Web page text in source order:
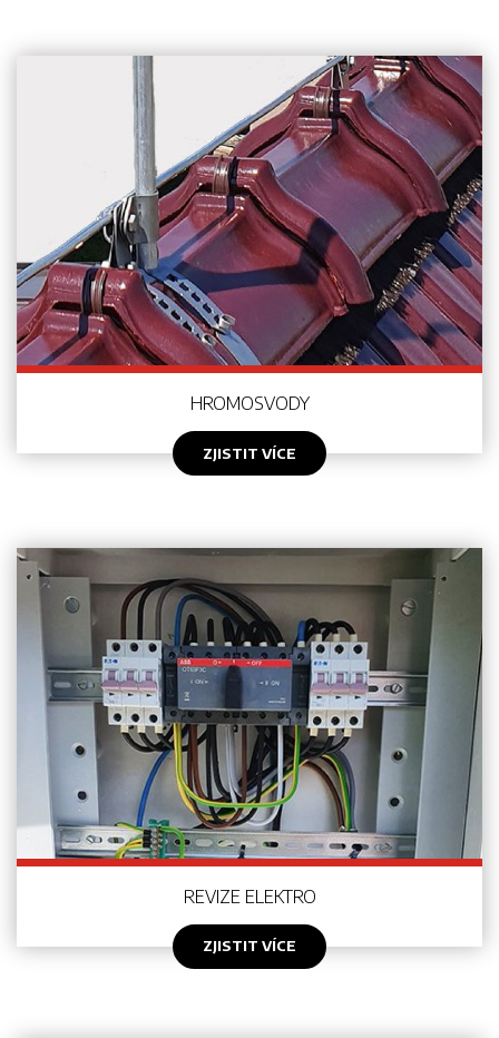
HROMOSVODY
ZJISTIT VÍCE
REVIZE ELEKTRO
ZJISTIT VÍCE